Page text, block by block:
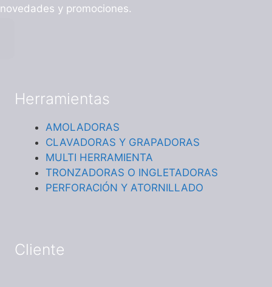
novedades y promociones.
Herramientas
AMOLADORAS
CLAVADORAS Y GRAPADORAS
MULTI HERRAMIENTA
TRONZADORAS O INGLETADORAS
PERFORACIÓN Y ATORNILLADO
Cliente